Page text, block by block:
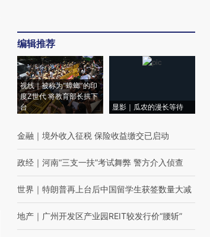
编辑推荐
视线｜被称为“蟑螂”的印
度Z世代 将教育部长拱下
台
显影｜瓜农的漫长等待
金融 ｜ 境外收入征税 保险收益缴交已启动
政经 ｜ 河南“三支一扶”考试舞弊 警方介入侦查
世界 ｜ 特朗普再上台后中国留学生获签数量大减
地产 ｜ 广州开发区产业园REIT较发行价“腰斩”